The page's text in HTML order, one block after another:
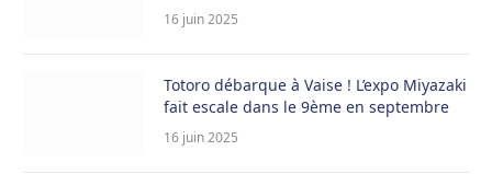
16 juin 2025
Totoro débarque à Vaise ! L’expo Miyazaki
fait escale dans le 9ème en septembre
16 juin 2025